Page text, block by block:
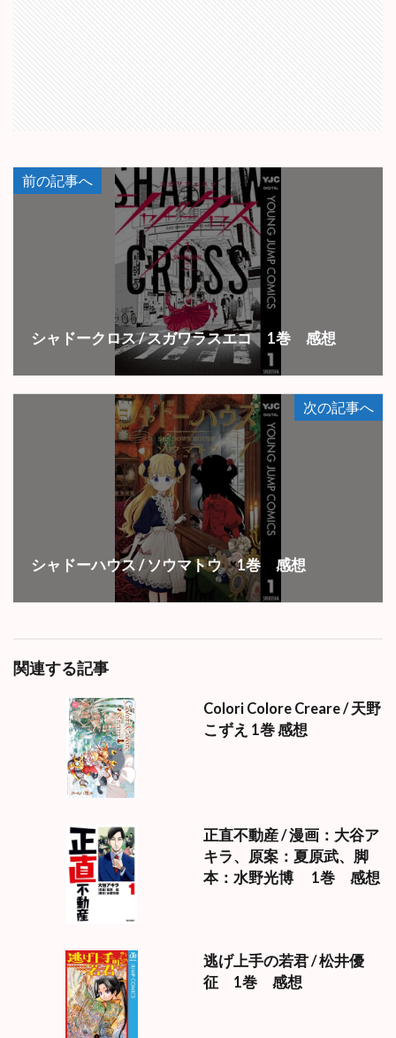
前の記事へ
シャドークロス / スガワラスエコ 1巻 感想
次の記事へ
シャドーハウス / ソウマトウ 1巻 感想
関連する記事
Colori Colore Creare / 天野
こずえ 1巻 感想
正直不動産 / 漫画：大谷ア
キラ、原案：夏原武、脚
本：水野光博 1巻 感想
逃げ上手の若君 / 松井優
征 1巻 感想